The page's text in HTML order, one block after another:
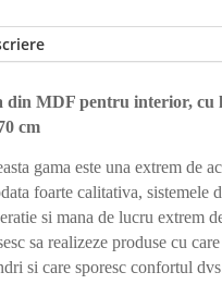
din MDF pentru interior, cu
cm
gama este una extrem de
foarte calitativa, sistemele
si mana de lucru extrem
sa realizeze produse cu
si care sporesc confortul